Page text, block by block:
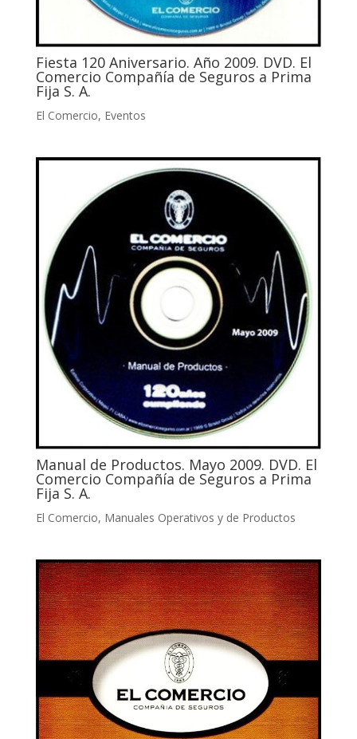
Fiesta 120 Aniversario. Año 2009. DVD. El
Comercio Compañía de Seguros a Prima
Fija S. A.
El Comercio, Eventos
Manual de Productos. Mayo 2009. DVD. El
Comercio Compañía de Seguros a Prima
Fija S. A.
El Comercio, Manuales Operativos y de Productos